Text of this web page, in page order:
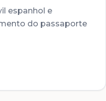
espanhol e
do passaporte